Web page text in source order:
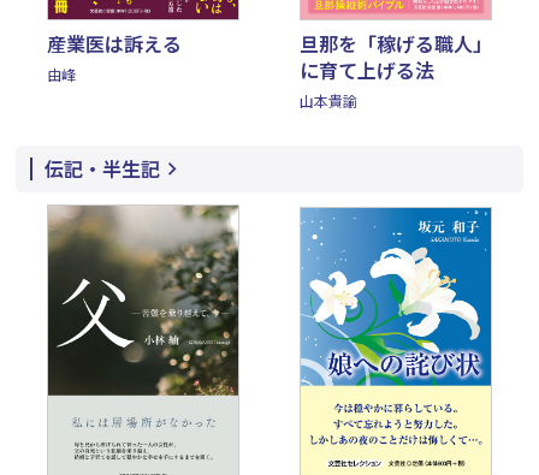
産業医は訴える
由峰
旦那を「稼げる職人」
に育て上げる法
山本貴諭
伝記・半生記